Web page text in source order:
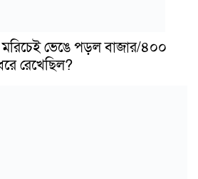
মরিচেই ভেঙে পড়ল বাজার/৪০০
রেখেছিল?